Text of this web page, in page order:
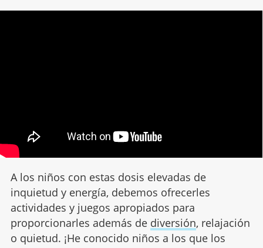
A los niños con estas dosis elevadas de
inquietud y energía, debemos ofrecerles
actividades y juegos apropiados para
proporcionarles además de diversión, relajación
o quietud. ¡He conocido niños a los que los